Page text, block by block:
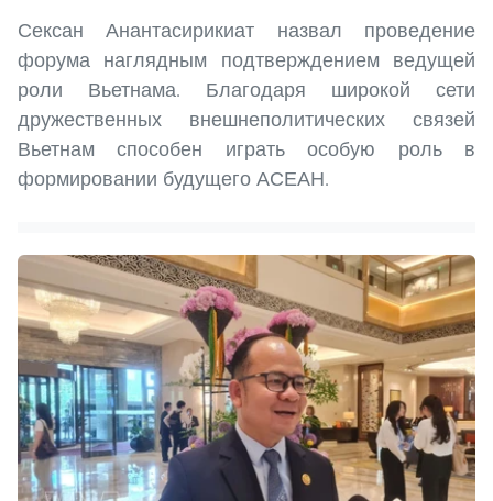
Сексан Анантасирикиат назвал проведение
форума наглядным подтверждением ведущей
роли Вьетнама. Благодаря широкой сети
дружественных внешнеполитических связей
Вьетнам способен играть особую роль в
формировании будущего АСЕАН.